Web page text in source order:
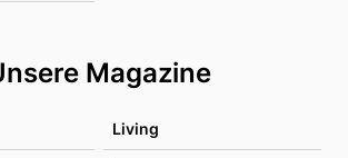
Magazine
Living